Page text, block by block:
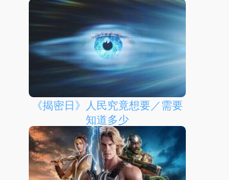
《揭密日》人民究竟想要／需要
知道多少